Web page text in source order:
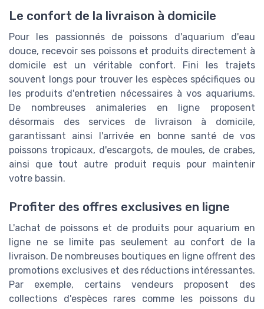
Le confort de la livraison à domicile
Pour les passionnés de poissons d'aquarium d'eau
douce, recevoir ses poissons et produits directement à
domicile est un véritable confort. Fini les trajets
souvent longs pour trouver les espèces spécifiques ou
les produits d'entretien nécessaires à vos aquariums.
De nombreuses animaleries en ligne proposent
désormais des services de livraison à domicile,
garantissant ainsi l'arrivée en bonne santé de vos
poissons tropicaux, d'escargots, de moules, de crabes,
ainsi que tout autre produit requis pour maintenir
votre bassin.
Profiter des offres exclusives en ligne
L'achat de poissons et de produits pour aquarium en
ligne ne se limite pas seulement au confort de la
livraison. De nombreuses boutiques en ligne offrent des
promotions exclusives et des réductions intéressantes.
Par exemple, certains vendeurs proposent des
collections d'espèces rares comme les poissons du